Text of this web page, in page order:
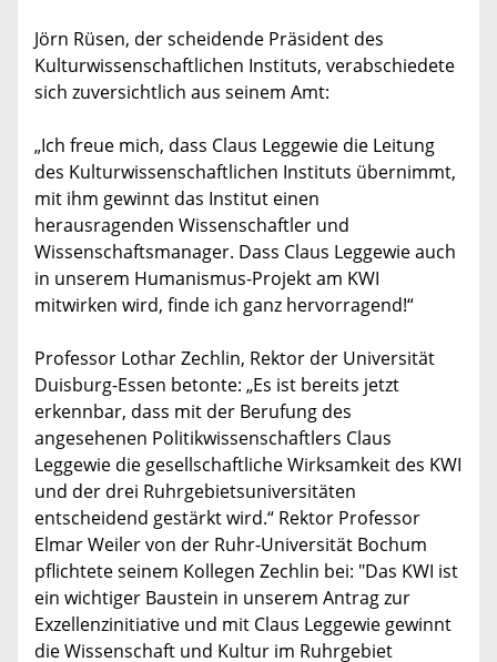
Jörn Rüsen, der scheidende Präsident des
Kulturwissenschaftlichen Instituts, verabschiedete
sich zuversichtlich aus seinem Amt:
„Ich freue mich, dass Claus Leggewie die Leitung
des Kulturwissenschaftlichen Instituts übernimmt,
mit ihm gewinnt das Institut einen
herausragenden Wissenschaftler und
Wissenschaftsmanager. Dass Claus Leggewie auch
in unserem Humanismus-Projekt am KWI
mitwirken wird, finde ich ganz hervorragend!“
Professor Lothar Zechlin, Rektor der Universität
Duisburg-Essen betonte: „Es ist bereits jetzt
erkennbar, dass mit der Berufung des
angesehenen Politikwissenschaftlers Claus
Leggewie die gesellschaftliche Wirksamkeit des KWI
und der drei Ruhrgebietsuniversitäten
entscheidend gestärkt wird.“ Rektor Professor
Elmar Weiler von der Ruhr-Universität Bochum
pflichtete seinem Kollegen Zechlin bei: "Das KWI ist
ein wichtiger Baustein in unserem Antrag zur
Exzellenzinitiative und mit Claus Leggewie gewinnt
die Wissenschaft und Kultur im Ruhrgebiet